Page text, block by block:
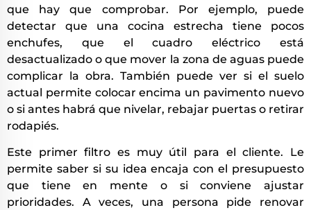
que hay que comprobar. Por ejemplo, puede
detectar que una cocina estrecha tiene pocos
enchufes, que el cuadro eléctrico está
desactualizado o que mover la zona de aguas puede
complicar la obra. También puede ver si el suelo
actual permite colocar encima un pavimento nuevo
o si antes habrá que nivelar, rebajar puertas o retirar
rodapiés.
Este primer filtro es muy útil para el cliente. Le
permite saber si su idea encaja con el presupuesto
que tiene en mente o si conviene ajustar
prioridades. A veces, una persona pide renovar